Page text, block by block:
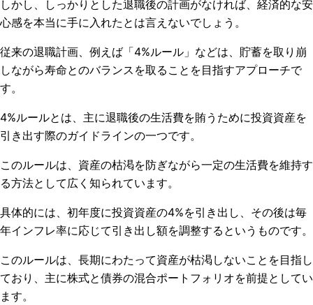
しかし、しっかりとした退職後の計画がなければ、経済的な安
心感を本当に手に入れたとは言えないでしょう。
従来の退職計画、例えば「4%ルール」などは、貯蓄を取り崩
しながら寿命とのバランスを取ることを目指すアプローチで
す。
4%ルールとは、主に退職後の生活費を賄うために投資資産を
引き出す際のガイドラインの一つです。
このルールは、資産の枯渇を防ぎながら一定の生活費を維持す
る方法として広く知られています。
具体的には、初年度に投資資産の4%を引き出し、その後は毎
年インフレ率に応じて引き出し額を調整するというものです。
このルールは、長期にわたって資産が枯渇しないことを目指し
ており、主に株式と債券の混合ポートフォリオを前提としてい
ます。